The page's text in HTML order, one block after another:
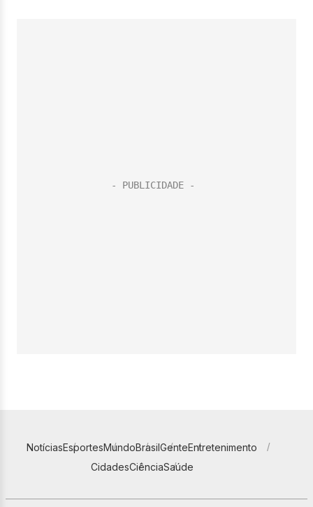
NotíciasEsportesMundoBrasilGenteEntretenimento
CidadesCiênciaSaúde